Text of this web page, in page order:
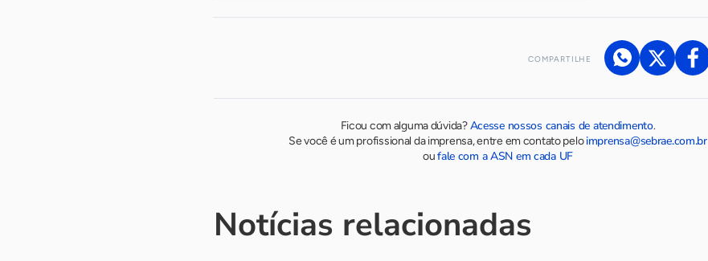
COMPARTILHE
Ficou com alguma dúvida?Acesse nossos canais de atendimento.
Se você é um profissional da imprensa, entre em contato peloimprensa@sebrae.com.br
oufale com a ASN em cada UF
Notícias relacionadas